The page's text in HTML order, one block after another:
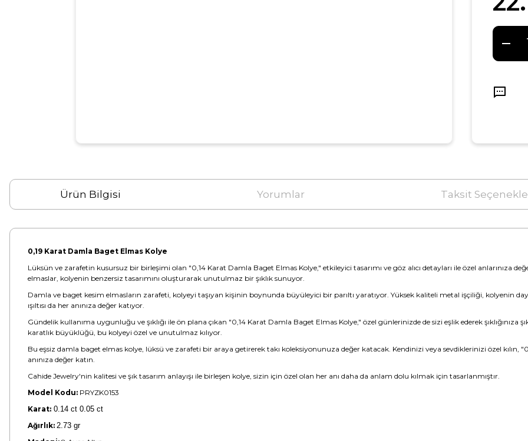
Ürün Bilgisi Yorumlar Taksit
0,19 Karat Damla Baget Elmas Kolye
Lüksün ve zarafetin kusursuz bir birleşimi olan "0,14 Karat Damla Baget Elmas Kolye," etkileyici tasarımı ve göz alıcı detayları ile özel anlarınıza
elmaslar, kolyenin benzersiz tasarımını oluşturarak unutulmaz bir şıklık sunuyor.
Damla ve baget kesim elmasların zarafeti, kolyeyi taşıyan kişinin boynunda büyüleyici bir parıltı yaratıyor. Yüksek kaliteli metal işçiliği, kolyenin
ışıltısı da her anınıza değer katıyor.
Gündelik kullanıma uygunluğu ve şıklığı ile ön plana çıkan "0,14 Karat Damla Baget Elmas Kolye," özel günlerinizde de sizi eşlik ederek şıklığınıza
karatlık büyüklüğü, bu kolyeyi özel ve unutulmaz kılıyor.
Bu eşsiz damla baget elmas kolye, lüksü ve zarafeti bir araya getirerek takı koleksiyonunuza değer katacak. Kendinizi veya sevdiklerinizi özel kılın,
anınıza değer katın.
Cahide Jewelry'nin kalitesi ve şık tasarım anlayışı ile birleşen kolye, sizin için özel olan her anı daha da anlam dolu kılmak için tasarlanmıştır.
Model Kodu: PRYZK0153
Karat: 0.14 ct 0.05 ct
Ağırlık: 2.73 gr